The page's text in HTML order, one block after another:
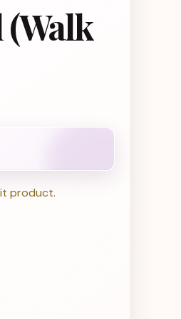
(Walk
product.